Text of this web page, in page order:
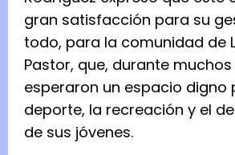
gran satisfacción para su
todo, para la comunidad de
Pastor, que, durante muchos
esperaron un espacio digno
deporte, la recreación y el
de sus jóvenes.